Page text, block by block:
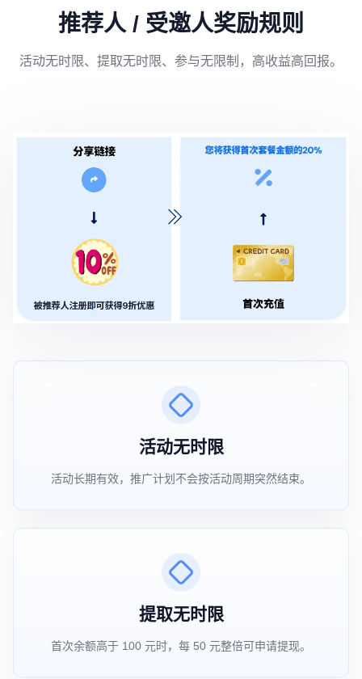
推荐人 / 受邀人奖励规则
活动无时限、提取无时限、参与无限制，高收益高回报。
活动无时限
活动长期有效，推广计划不会按活动周期突然结束。
提取无时限
首次余额高于 100 元时，每 50 元整倍可申请提现。